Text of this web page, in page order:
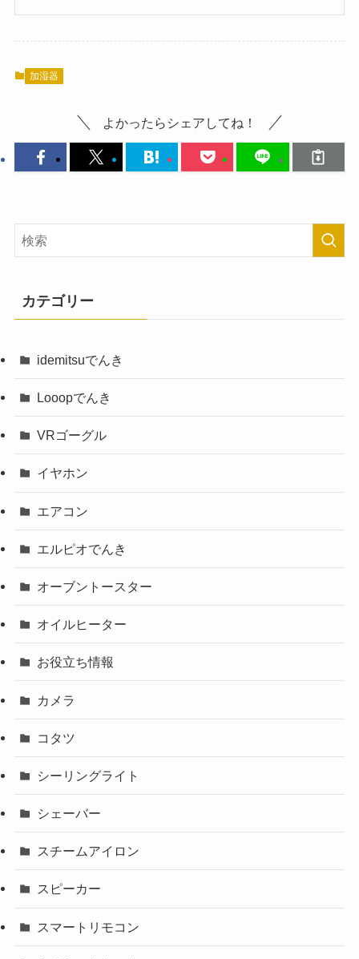
加湿器
よかったらシェアしてね！
カテゴリー
idemitsuでんき
Looopでんき
VRゴーグル
イヤホン
エアコン
エルピオでんき
オーブントースター
オイルヒーター
お役立ち情報
カメラ
コタツ
シーリングライト
シェーバー
スチームアイロン
スピーカー
スマートリモコン